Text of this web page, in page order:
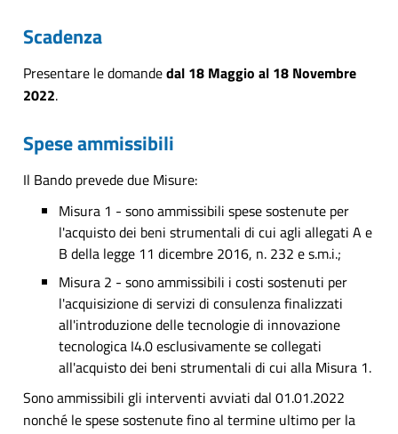
Scadenza
Presentare le domandedal 18 Maggio al 18 Novembre
2022.
Spese ammissibili
Il Bando prevede due Misure:
Misura 1 - sono ammissibili spese sostenute per
l'acquisto dei beni strumentali di cui agli allegati A e
B della legge 11 dicembre 2016, n. 232 e s.m.i.;
Misura 2 - sono ammissibili i costi sostenuti per
l'acquisizione di servizi di consulenza finalizzati
all'introduzione delle tecnologie di innovazione
tecnologica I4.0 esclusivamente se collegati
all'acquisto dei beni strumentali di cui alla Misura 1.
Sono ammissibili gli interventi avviati dal 01.01.2022
nonché le spese sostenute fino al termine ultimo per la